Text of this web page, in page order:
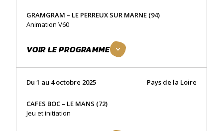
GRAMGRAM – LE PERREUX SUR MARNE (94)
Animation V60
VOIR LE PROGRAMME
Du 1 au 4 octobre 2025 Pays de la Loire
CAFES BOC – LE MANS (72)
Jeu et initiation